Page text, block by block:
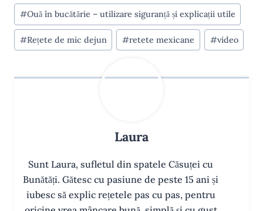
Post
Tags:
#Ouă în bucătărie – utilizare siguranță și explicații utile
#Rețete de mic dejun #retete mexicane #video
Laura
Sunt Laura, sufletul din spatele Căsuței cu
Bunătăți. Gătesc cu pasiune de peste 15 ani și
iubesc să explic rețetele pas cu pas, pentru